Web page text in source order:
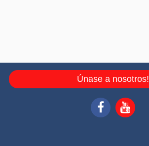
Únase a nosotros!